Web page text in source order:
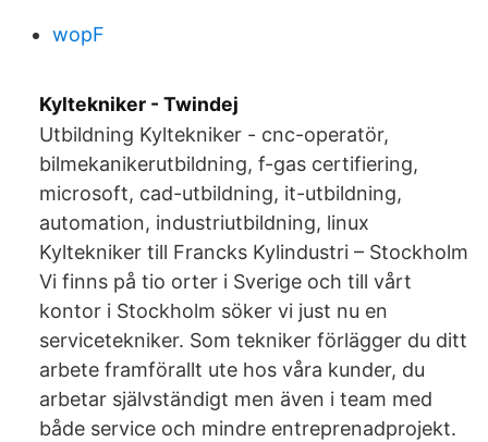
wopF
Kyltekniker - Twindej
Utbildning Kyltekniker - cnc-operatör,
bilmekanikerutbildning, f-gas certifiering,
microsoft, cad-utbildning, it-utbildning,
automation, industriutbildning, linux
Kyltekniker till Francks Kylindustri – Stockholm
Vi finns på tio orter i Sverige och till vårt
kontor i Stockholm söker vi just nu en
servicetekniker. Som tekniker förlägger du ditt
arbete framförallt ute hos våra kunder, du
arbetar självständigt men även i team med
både service och mindre entreprenadprojekt.